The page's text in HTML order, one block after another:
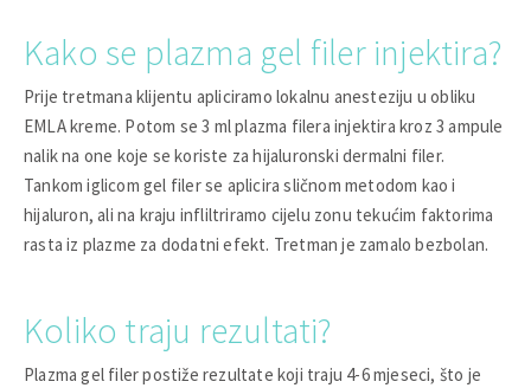
Kako se plazma gel filer injektira?
Prije tretmana klijentu apliciramo lokalnu anesteziju u obliku
EMLA kreme. Potom se 3 ml plazma filera injektira kroz 3 ampule
nalik na one koje se koriste za hijaluronski dermalni filer.
Tankom iglicom gel filer se aplicira sličnom metodom kao i
hijaluron, ali na kraju infliltriramo cijelu zonu tekućim faktorima
rasta iz plazme za dodatni efekt. Tretman je zamalo bezbolan.
Koliko traju rezultati?
Plazma gel filer postiže rezultate koji traju 4-6 mjeseci, što je